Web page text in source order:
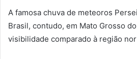
A famosa chuva de meteoros
Brasil, contudo, em Mato Grosso
visibilidade comparado à região